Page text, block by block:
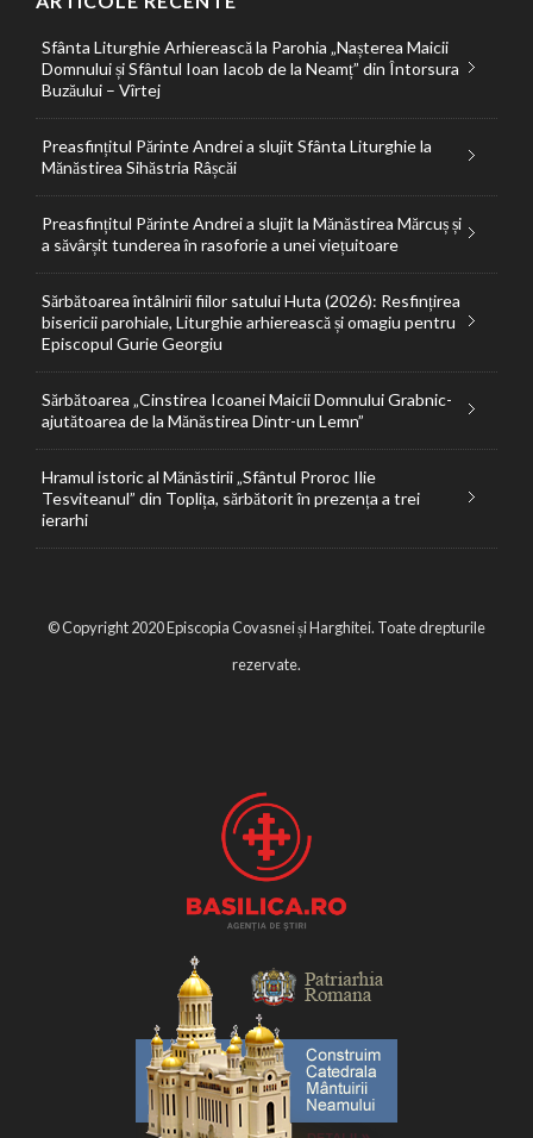
Sfânta Liturghie Arhierească la Parohia „Nașterea Maicii
Domnului și Sfântul Ioan Iacob de la Neamț” din Întorsura
Buzăului – Vîrtej
Preasfințitul Părinte Andrei a slujit Sfânta Liturghie la
Mănăstirea Sihăstria Râșcăi
Preasfințitul Părinte Andrei a slujit la Mănăstirea Mărcuș și
a săvârșit tunderea în rasoforie a unei viețuitoare
Sărbătoarea întâlnirii fiilor satului Huta (2026): Resfințirea
bisericii parohiale, Liturghie arhierească și omagiu pentru
Episcopul Gurie Georgiu
Sărbătoarea „Cinstirea Icoanei Maicii Domnului Grabnic-
ajutătoarea de la Mănăstirea Dintr-un Lemn”
Hramul istoric al Mănăstirii „Sfântul Proroc Ilie
Tesviteanul” din Toplița, sărbătorit în prezența a trei
ierarhi
© Copyright 2020 Episcopia Covasnei și Harghitei. Toate drepturile
rezervate.